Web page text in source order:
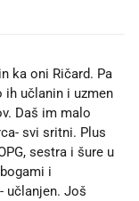
ka oni Ričard. Pa
učlanin i uzmen
Daš im malo
svi sritni. Plus
sestra i šure u
i
učlanjen. Još